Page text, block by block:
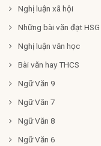
Nghị luận xã hội
Những bài văn đạt HSG
Nghị luận văn học
Bài văn hay THCS
Ngữ Văn 9
Ngữ Văn 7
Ngữ Văn 8
Ngữ Văn 6